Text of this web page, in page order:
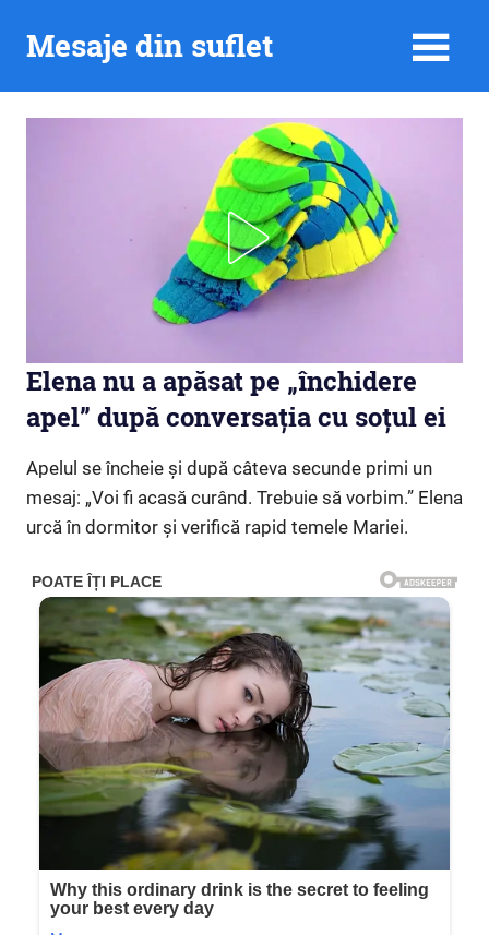
Mesaje din suflet
Elena nu a apăsat pe „închidere
apel” după conversația cu soțul ei
Apelul se încheie și după câteva secunde primi un
mesaj: „Voi fi acasă curând. Trebuie să vorbim.” Elena
urcă în dormitor și verifică rapid temele Mariei.